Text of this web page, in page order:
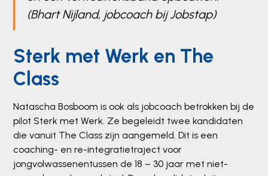
(Bhart Nijland, jobcoach bij Jobstap)
Sterk met Werk en The
Class
Natascha Bosboom is ook als jobcoach betrokken bij de
pilot Sterk met Werk. Ze begeleidt twee kandidaten
die vanuit The Class zijn aangemeld. Dit is een
coaching- en re-integratietraject voor
jongvolwassenentussen de 18 – 30 jaar met niet-